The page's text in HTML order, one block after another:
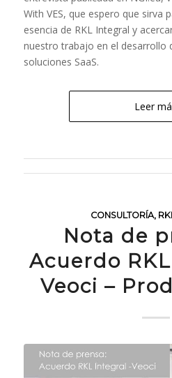
With VES, que espero que sirva
esencia de RKL Integral y
nuestro trabajo en el desarrollo
soluciones SaaS.
Leer
CONSULTORÍA,
Nota de
Acuerdo
Veoci –